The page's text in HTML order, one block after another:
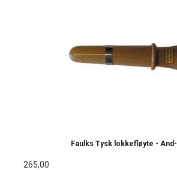
Faulks Tysk lokkefløyte -
265,00